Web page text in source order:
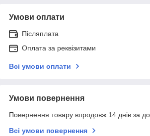
Умови оплати
Післяплата
Оплата за реквізитами
Всі умови оплати
Умови повернення
Повернення товару впродовж 14 днів за
Всі умови повернення